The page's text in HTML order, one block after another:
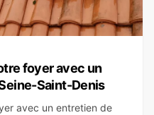
foyer avec un
Saint-Denis
avec un entretien de